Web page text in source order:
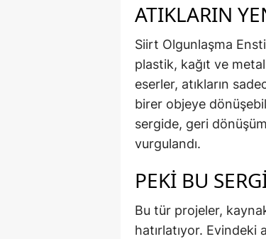
ATIKLARIN
Siirt Olgunlaşma
plastik, kağıt ve
eserler, atıkların
birer objeye
sergide, geri
vurgulandı.
PEKİ BU
Bu tür projeler,
hatırlatıyor. Evindeki